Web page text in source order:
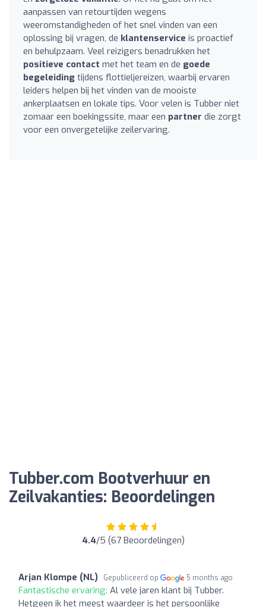
aanpassen van retourtijden wegens
weeromstandigheden of het snel vinden van een
oplossing bij vragen, de klantenservice is proactief
en behulpzaam. Veel reizigers benadrukken het
positieve contact met het team en de goede
begeleiding tijdens flottieljereizen, waarbij ervaren
leiders helpen bij het vinden van de mooiste
ankerplaatsen en lokale tips. Voor velen is Tubber niet
zomaar een boekingssite, maar een partner die zorgt
voor een onvergetelijke zeilervaring.
Tubber.com Bootverhuur en
Zeilvakanties: Beoordelingen
4.4/5 (67 Beoordelingen)
Arjan Klompe (NL) Gepubliceerd op 5 months ago
Fantastische ervaring: Al vele jaren klant bij Tubber.
Hetgeen ik het meest waardeer is het persoonlijke